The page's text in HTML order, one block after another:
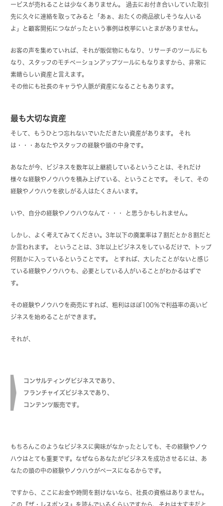
ービスが売れることは少なくありません。 過去にお付き合いしていた取引
先に久々に連絡を取ってみると「あぁ、おたくの商品欲しそうな人いる
よ」と顧客開拓につながったという事例は枚挙にいとまがありません。
お客の声を集めていれば、それが販促物にもなり、リサーチのツールにも
なり、スタッフのモチベーションアップツールにもなりますから、非常に
素晴らしい資産と言えます。
その他にも社長のキャラや人脈が資産になることもあります。
最も大切な資産
そして、もうひとつ忘れないでいただきたい資産があります。 それ
は・・・あなたやスタッフの経験や頭の中身です。
あなたが今、ビジネスを数年以上継続しているということは、それだけ
様々な経験やノウハウを積み上げている、ということです。 そして、その
経験やノウハウを欲しがる人はたくさんいます。
いや、自分の経験やノウハウなんて・・・ と思うかもしれません。
しかし、よく考えてみてください。3年以下の廃業率は７割だとか８割だと
か言われます。 ということは、3年以上ビジネスをしているだけで、トップ
何割かに入っているということです。 とすれば、大したことがないと感じ
ている経験やノウハウも、必要としている人がいることがわかるはずで
す。
その経験やノウハウを商売にすれば、粗利はほぼ100％で利益率の高いビ
ジネスを始めることができます。
それが、
コンサルティングビジネスであり、
フランチャイズビジネスであり、
コンテンツ販売です。
もちろんこのようなビジネスに興味がなかったとしても、その経験やノウ
ハウはとても重要です。なぜならあなたがビジネスを成功させるには、あ
なたの頭の中の経験やノウハウがベースになるからです。
ですから、ここにお金や時間を割けないなら、社長の資格はありません。
この『ザ・レスポンス』を読んでいるくらいですから、それは大丈夫だと